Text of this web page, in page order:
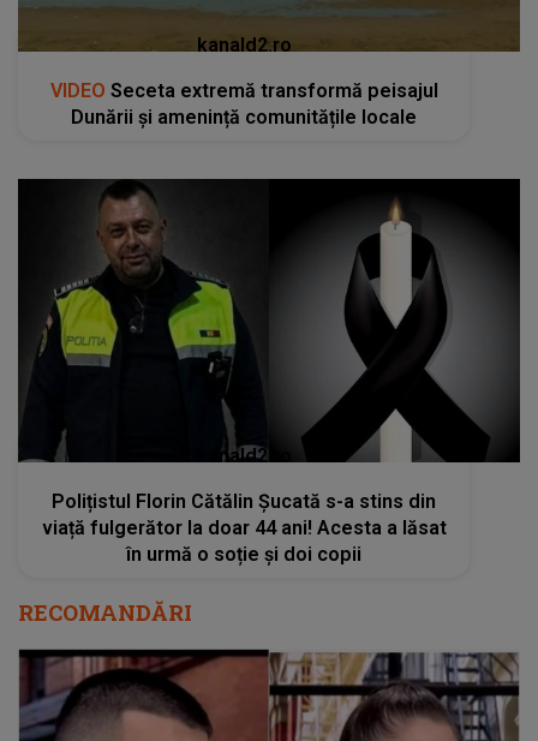
kanald2.ro
VIDEO Seceta extremă transformă peisajul
Dunării și amenință comunitățile locale
kanald2.ro
Polițistul Florin Cătălin Șucată s-a stins din
viață fulgerător la doar 44 ani! Acesta a lăsat
în urmă o soție și doi copii
RECOMANDĂRI